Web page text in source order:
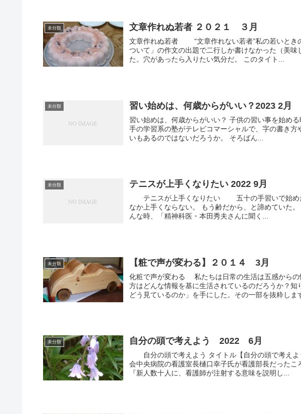
未分類 文章作れぬ若者 ２０２１ ３月
文章作れぬ若者 “文章作れない若者”私の若いとき
ついて」の作文の出題で二行しか書けなかった（美
た。穴があったら入りたい気分だ。 このタイト...
未分類 習い始めは、何歳からがいい？2023 2月
習い始めは、何歳からがいい？ 子供の習い事を始め
手の学習系の塾がテレビコマーシャルで、字の書き
いもあるのではないだろうか。 そろばん...
未分類 テニスが上手くなりたい 2022 9月
テニスが上手くなりたい 五十の手習いで始めた
なか上手くならない。 もう齢だから、と諦めていた
んな時、「精神科医・本田秀夫さんに聞く...
未分類 【粧で声が変わる】２０１４ 3月
化粧で声が変わる 私たちは日常の生活は五感からの
方はどんな情報を基に生活されているのだろうか？
どう見ているのか」を手にした。その一部を抜粋しま
未分類 自分の頭で考えよう 2022 6月
自分の頭で考えよう タイトル【自分の頭で考えよ
会中央病院の看護室長樋口幸子氏が看護部長だった
『新人数十人に、看護師が注射する意味を説明し...